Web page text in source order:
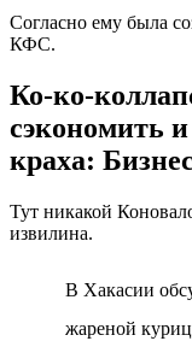
Согласно ему была
КФС.
Ко-ко-
сэкономить
краха:
Тут никакой
извилина.
В Хакасии
жареной